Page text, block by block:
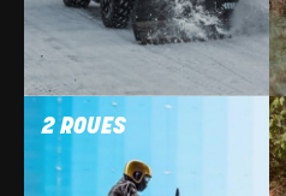
2 ROUES